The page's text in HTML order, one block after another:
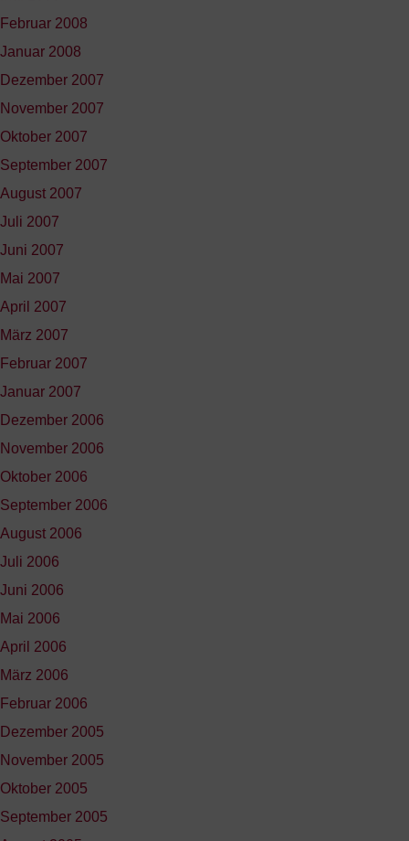
Februar 2008
Januar 2008
Dezember 2007
November 2007
Oktober 2007
September 2007
August 2007
Juli 2007
Juni 2007
Mai 2007
April 2007
März 2007
Februar 2007
Januar 2007
Dezember 2006
November 2006
Oktober 2006
September 2006
August 2006
Juli 2006
Juni 2006
Mai 2006
April 2006
März 2006
Februar 2006
Dezember 2005
November 2005
Oktober 2005
September 2005